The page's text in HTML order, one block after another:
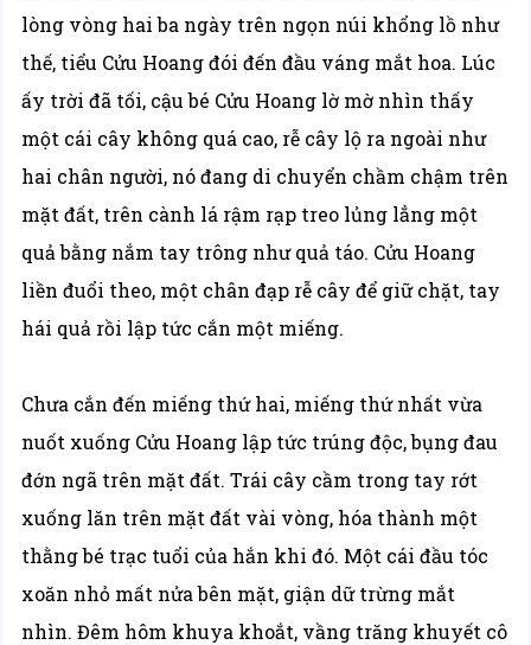
lòng vòng hai ba ngày trên ngọn núi khổng lồ như
thế, tiểu Cửu Hoang đói đến đầu váng mắt hoa. Lúc
ấy trời đã tối, cậu bé Cửu Hoang lờ mờ nhìn thấy
một cái cây không quá cao, rễ cây lộ ra ngoài như
hai chân người, nó đang di chuyển chầm chậm trên
mặt đất, trên cành lá rậm rạp treo lủng lẳng một
quả bằng nắm tay trông như quả táo. Cửu Hoang
liền đuổi theo, một chân đạp rễ cây để giữ chặt, tay
hái quả rồi lập tức cắn một miếng.
Chưa cắn đến miếng thứ hai, miếng thứ nhất vừa
nuốt xuống Cửu Hoang lập tức trúng độc, bụng đau
đớn ngã trên mặt đất. Trái cây cầm trong tay rớt
xuống lăn trên mặt đất vài vòng, hóa thành một
thằng bé trạc tuổi của hắn khi đó. Một cái đầu tóc
xoăn nhỏ mất nửa bên mặt, giận dữ trừng mắt
nhìn. Đêm hôm khuya khoắt, vầng trăng khuyết cô